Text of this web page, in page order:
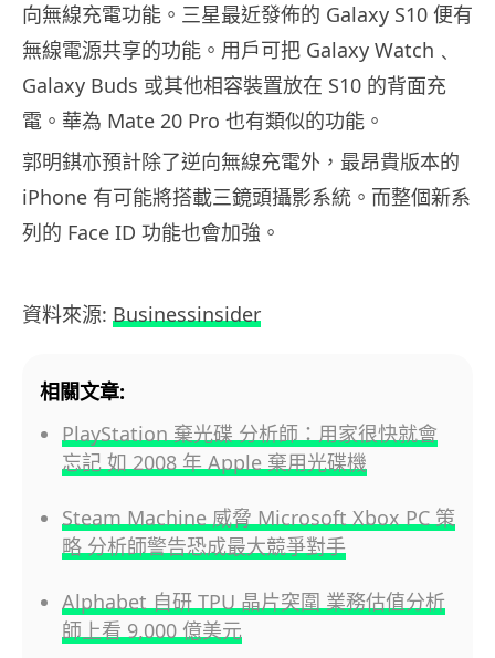
向無線充電功能。三星最近發佈的 Galaxy S10 便有
無線電源共享的功能。用戶可把 Galaxy Watch﹑
Galaxy Buds 或其他相容裝置放在 S10 的背面充
電。華為 Mate 20 Pro 也有類似的功能。
郭明錤亦預計除了逆向無線充電外，最昂貴版本的
iPhone 有可能將搭載三鏡頭攝影系統。而整個新系
列的 Face ID 功能也會加強。
資料來源: Businessinsider
相關文章:
PlayStation 棄光碟 分析師：用家很快就會
忘記 如 2008 年 Apple 棄用光碟機
Steam Machine 威脅 Microsoft Xbox PC 策
略 分析師警告恐成最大競爭對手
Alphabet 自研 TPU 晶片突圍 業務估值分析
師上看 9,000 億美元